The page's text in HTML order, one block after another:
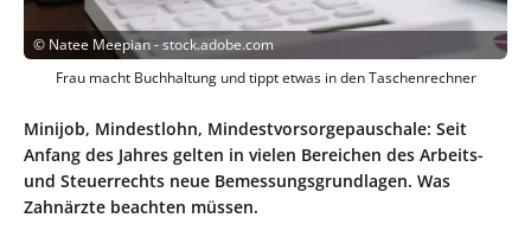
© Natee Meepian - stock.adobe.com
Frau macht Buchhaltung und tippt etwas in den Taschenrechner
Minijob, Mindestlohn, Mindestvorsorgepauschale: Seit
Anfang des Jahres gelten in vielen Bereichen des Arbeits-
und Steuerrechts neue Bemessungsgrundlagen. Was
Zahnärzte beachten müssen.